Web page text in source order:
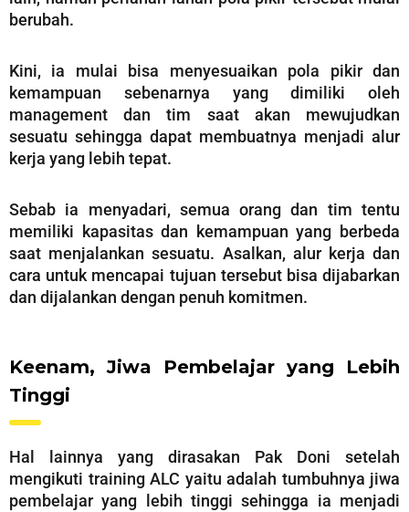
berubah.
Kini, ia mulai bisa menyesuaikan pola pikir dan
kemampuan sebenarnya yang dimiliki oleh
management dan tim saat akan mewujudkan
sesuatu sehingga dapat membuatnya menjadi alur
kerja yang lebih tepat.
Sebab ia menyadari, semua orang dan tim tentu
memiliki kapasitas dan kemampuan yang berbeda
saat menjalankan sesuatu. Asalkan, alur kerja dan
cara untuk mencapai tujuan tersebut bisa dijabarkan
dan dijalankan dengan penuh komitmen.
Keenam, Jiwa Pembelajar yang Lebih
Tinggi
Hal lainnya yang dirasakan Pak Doni setelah
mengikuti training ALC yaitu adalah tumbuhnya jiwa
pembelajar yang lebih tinggi sehingga ia menjadi